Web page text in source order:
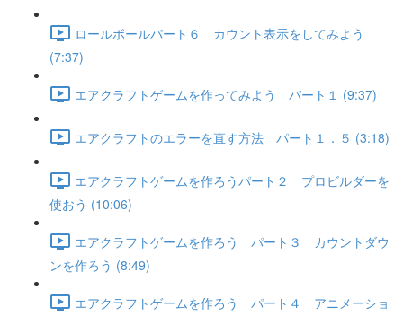
ロールボールパート６ カウント表示をしてみよう
(7:37)
エアクラフトゲームを作ってみよう パート１ (9:37)
エアクラフトのエラーを直す方法 パート１．５ (3:18)
エアクラフトゲームを作ろうパート２ プロビルダーを
使おう (10:06)
エアクラフトゲームを作ろう パート３ カウントダウ
ンを作ろう (8:49)
エアクラフトゲームを作ろう パート４ アニメーショ